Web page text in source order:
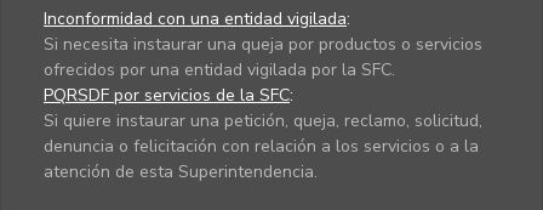
Inconformidad con una entidad vigilada:
Si necesita instaurar una queja por productos o servicios
ofrecidos por una entidad vigilada por la SFC.
PQRSDF por servicios de la SFC:
Si quiere instaurar una petición, queja, reclamo, solicitud,
denuncia o felicitación con relación a los servicios o a la
atención de esta Superintendencia.